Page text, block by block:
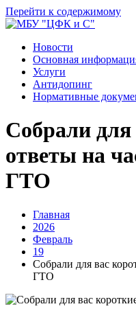
Перейти к содержимому
Новости
Основная
Услуги
Антидопинг
Нормативные
Собрали для
ответы на
ГТО
Главная
2026
Февраль
19
Собрали для вас
ГТО